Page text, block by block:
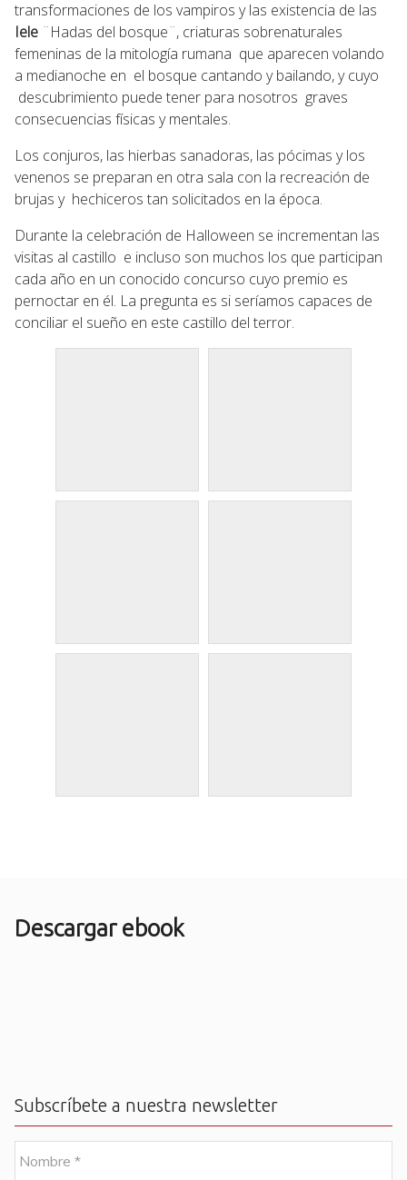
transformaciones de los vampiros y las existencia de las
Iele ¨Hadas del bosque¨, criaturas sobrenaturales
femeninas de la mitología rumana que aparecen volando
a medianoche en el bosque cantando y bailando, y cuyo
descubrimiento puede tener para nosotros graves
consecuencias físicas y mentales.
Los conjuros, las hierbas sanadoras, las pócimas y los
venenos se preparan en otra sala con la recreación de
brujas y hechiceros tan solicitados en la época.
Durante la celebración de Halloween se incrementan las
visitas al castillo e incluso son muchos los que participan
cada año en un conocido concurso cuyo premio es
pernoctar en él. La pregunta es si seríamos capaces de
conciliar el sueño en este castillo del terror.
Descargar ebook
Subscríbete a nuestra newsletter
o